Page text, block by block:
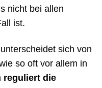
nicht bei allen
ist.
sich von
so oft vor allem in
reguliert die